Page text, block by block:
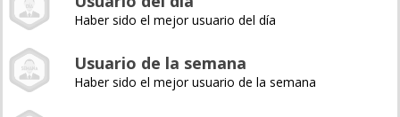
Haber sido el mejor usuario del día
Usuario de la semana
Haber sido el mejor usuario de la semana